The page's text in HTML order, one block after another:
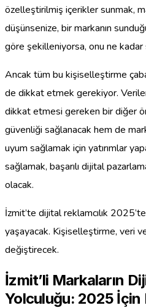
özelleştirilmiş içerikler sunmak,
düşünsenize, bir markanın
göre şekilleniyorsa, onu ne
Ancak tüm bu kişiselleştirme
de dikkat etmek gerekiyor.
dikkat etmesi gereken bir diğer
güvenliği sağlanacak hem de
uyum sağlamak için yatırımlar
sağlamak, başarılı dijital
olacak.
İzmit’te dijital reklamcılık
yaşayacak. Kişiselleştirme, veri
değiştirecek.
İzmit’li Markaların
Yolculuğu: 2025 İçin